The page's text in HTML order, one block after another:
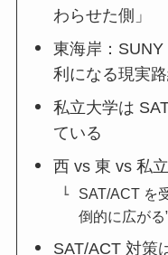
わらせた側」
東海岸：
利になる現実路
私立大学は
ている
西 vs 東 vs 私
SAT/ACT を
倒的に広がる
SAT/ACT 対策